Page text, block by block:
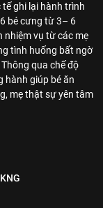
tế ghi lại hành trình
bé cưng từ 3– 6
nhiệm vụ từ các mẹ
tình huống bất ngờ
qua chế độ
hành giúp bé ăn
mẹ thật sự yên tâm